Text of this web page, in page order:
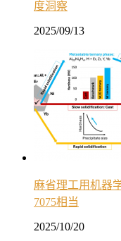
度洞察
2025/09/13
麻省理工用机器
7075相当
2025/10/20